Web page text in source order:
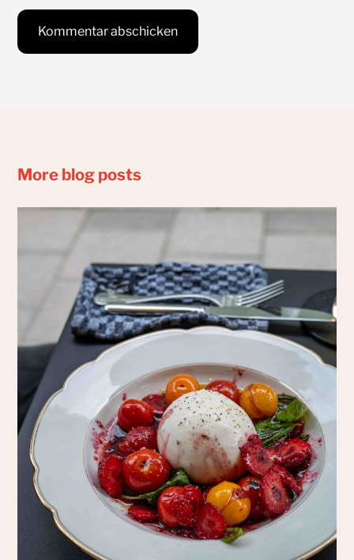
More blog posts